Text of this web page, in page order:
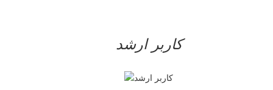
کاربر ارشد